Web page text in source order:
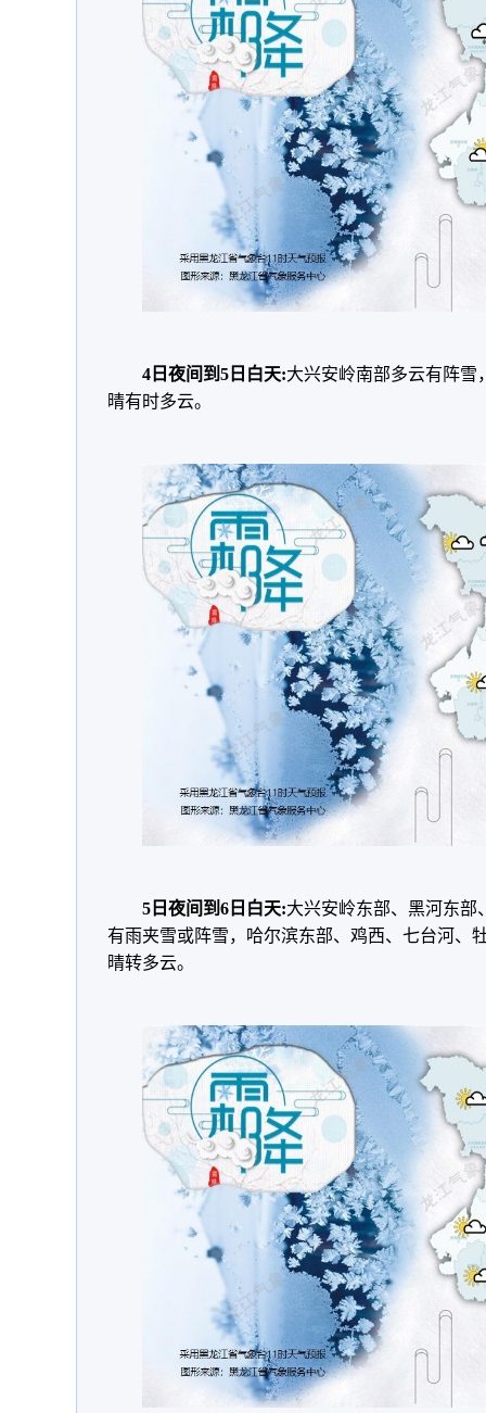
4日夜间到5日白天:大兴安岭南部多云有阵雪
晴有时多云。
5日夜间到6日白天:大兴安岭东部、黑河东部
有雨夹雪或阵雪，哈尔滨东部、鸡西、七台河、
晴转多云。